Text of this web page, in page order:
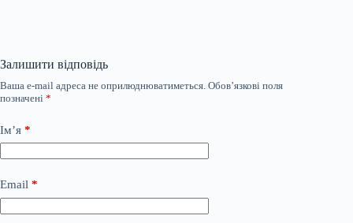
Залишити відповідь
Ваша e-mail адреса не оприлюднюватиметься. Обов’язкові поля
позначені *
Ім’я *
Email *